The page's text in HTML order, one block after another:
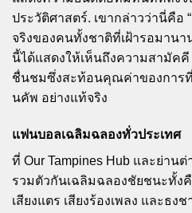
ประวัติศาสตร์. เขากล่าวว่านี่คือ
จริงของคนทั้งชาติที่เฝ้ารอมาน
นี้ได้แสดงให้เห็นถึงความสามัค
ชื่นชมซึ่งสะท้อนคุณค่าของการที่
นคัพ อย่างแท้จริง
แฟนบอลเฉลิมฉลองทั่วประเทศ
ที่ Our Tampines Hub และย่าน
รวมตัวกันเฉลิมฉลองชัยชนะทั้ง
เสียงแตร เสียงร้องเพลง และธง